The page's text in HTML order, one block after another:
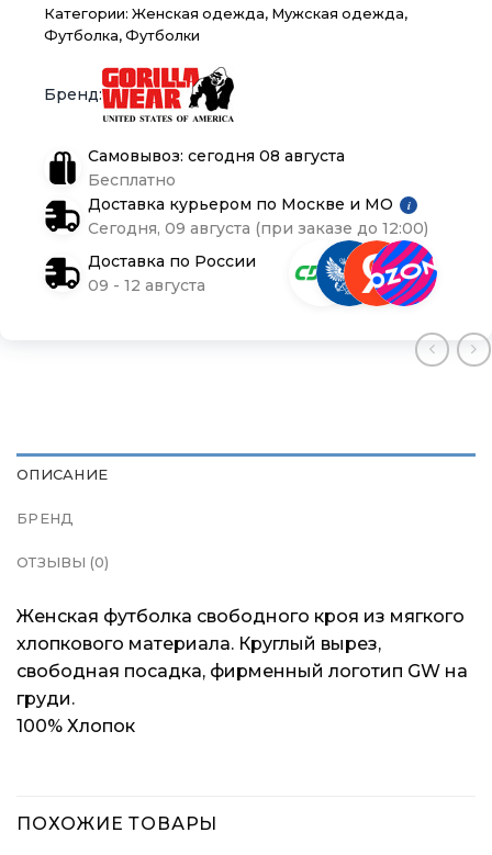
Категории: Женская одежда, Мужская одежда,
Футболка, Футболки
Самовывоз: сегодня 08 августа
Бесплатно
Доставка курьером по Москве и МО
i
Сегодня, 09 августа (при заказе до 12:00)
Доставка по России
09 - 12 августа
ОПИСАНИЕ
БРЕНД
ОТЗЫВЫ (0)
Женская футболка свободного кроя из мягкого
хлопкового материала. Круглый вырез,
свободная посадка, фирменный логотип GW на
груди.
100% Хлопок
ПОХОЖИЕ ТОВАРЫ